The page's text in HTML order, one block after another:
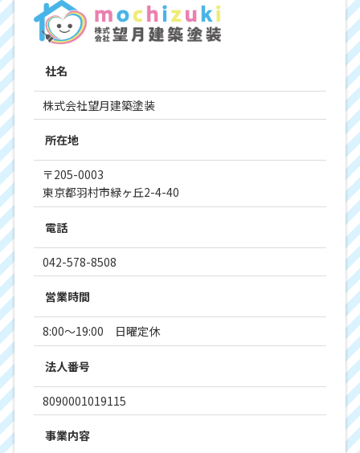
社名
株式会社望月建築塗装
所在地
〒205-0003
東京都羽村市緑ヶ丘2-4-40
電話
042-578-8508
営業時間
8:00～19:00 日曜定休
法人番号
8090001019115
事業内容